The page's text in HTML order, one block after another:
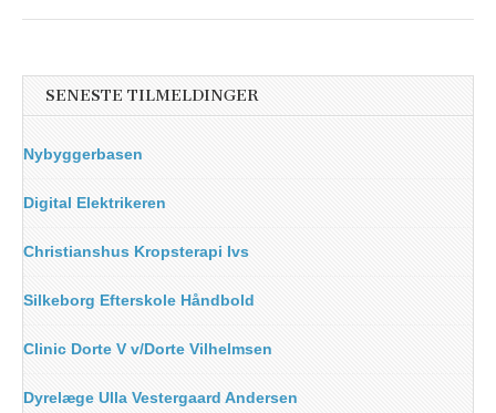
SENESTE TILMELDINGER
Nybyggerbasen
Digital Elektrikeren
Christianshus Kropsterapi Ivs
Silkeborg Efterskole Håndbold
Clinic Dorte V v/Dorte Vilhelmsen
Dyrelæge Ulla Vestergaard Andersen